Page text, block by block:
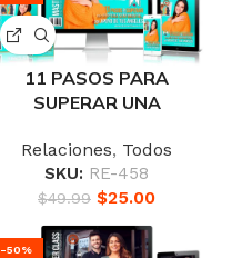
11 PASOS PARA
SUPERAR UNA
SENTIMENTAL, CON
APOYO DE TUS
ÁNGELES
Relaciones, Todos
SKU: RE-458
$49.99 $25.00
-50%